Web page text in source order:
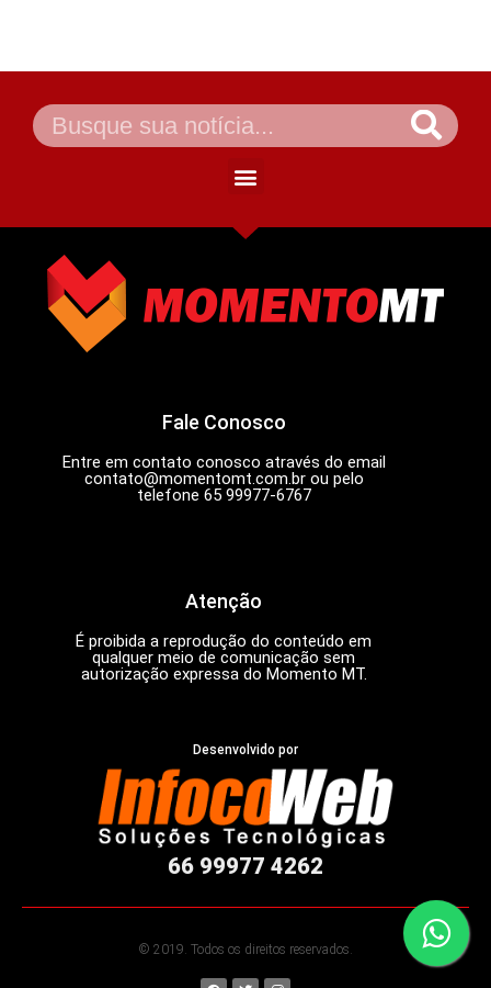
Fale Conosco
Entre em contato conosco através do email
contato@momentomt.com.brou pelo
telefone 65 99977-6767
Atenção
É proibida a reprodução do conteúdo em
qualquer meio de comunicação sem
autorização expressa do Momento MT.
Desenvolvido por
66 99977 4262
© 2019. Todos os direitos reservados.